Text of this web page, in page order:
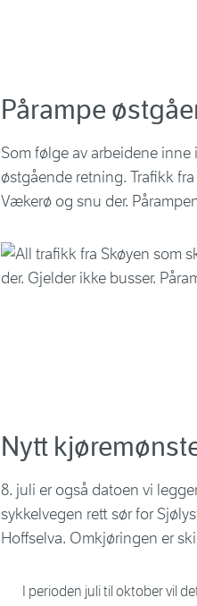
Pårampe
Som følge av arbeidene
østgående retning. Trafikk
Vækerø og snu der.
Nytt
8. juli er også datoen vi
sykkelvegen rett sør for
Hoffselva. Omkjøringen er
I perioden juli til oktober vil